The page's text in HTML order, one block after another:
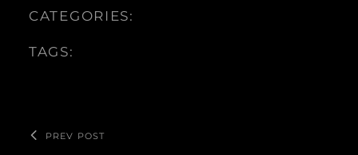
CATEGORIES:
TAGS:
PREV POST